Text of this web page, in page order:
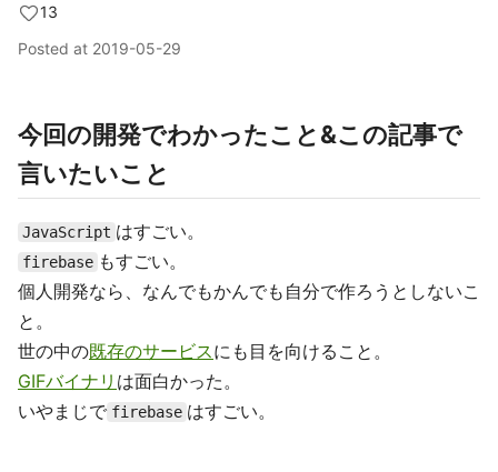
13
Posted at 2019-05-29
今回の開発でわかったこと&この記事で
言いたいこと
JavaScript はすごい。
firebase もすごい。
個人開発なら、なんでもかんでも自分で作ろうとしないこ
と。
世の中の既存のサービスにも目を向けること。
GIFバイナリ は面白かった。
いやまじで firebase はすごい。